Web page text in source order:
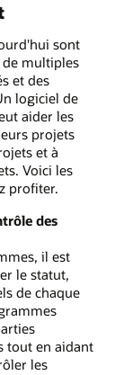
sont
multiples
et des
logiciel de
aider les
projets
et à
Voici les
profiter.
des
il est
le statut,
de chaque
tout en aidant
les